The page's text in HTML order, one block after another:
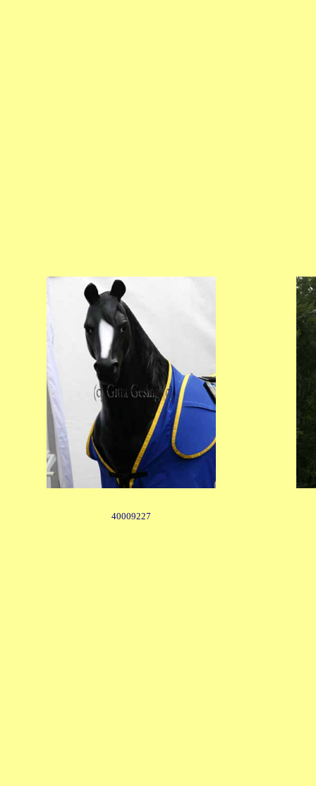
40009227